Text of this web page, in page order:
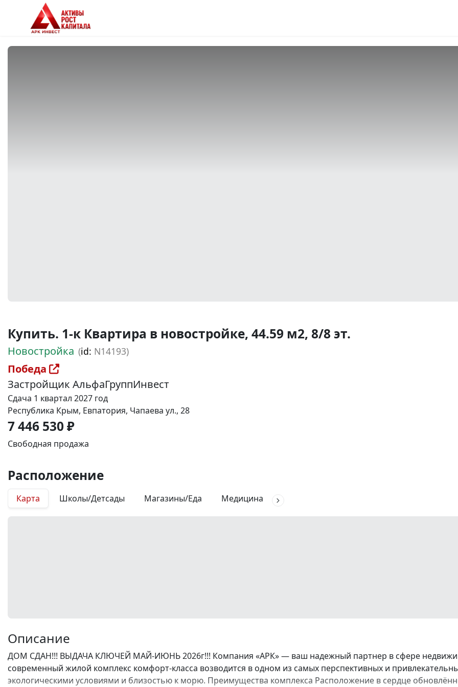
Купить. 1-к Квартира в новостройке, 44.59 м2, 8/8 эт.
Новостройка (id: N14193)
Победа
Застройщик АльфаГруппИнвест
Сдача 1 квартал 2027 год
Республика Крым, Евпатория, Чапаева ул., 28
7 446 530 ₽
Свободная продажа
Расположение
Карта Школы/Детсады Магазины/Еда Медицина
Описание
ДОМ СДАН!!! ВЫДАЧА КЛЮЧЕЙ МАЙ-ИЮНЬ 2026г!!! Компания «АРК» — ваш надежный партнер в сфере
современный жилой комплекс комфорт-класса возводится в одном из самых перспективных и
экологическими условиями и близостью к морю. Преимущества комплекса Расположение в сердце